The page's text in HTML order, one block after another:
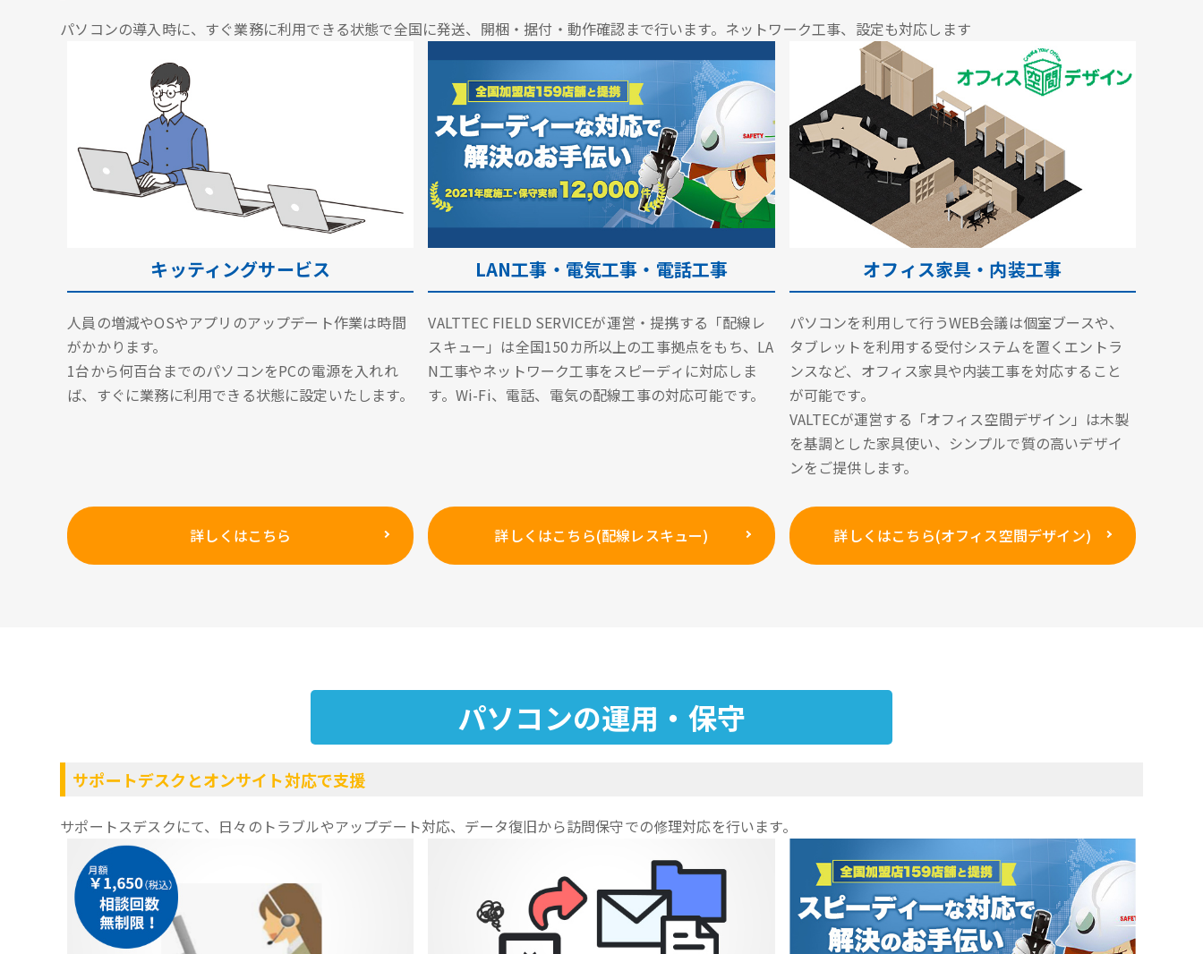
パソコンの導入時に、すぐ業務に利用できる状態で全国に発送、開梱・据付・動作確認まで行います。ネットワーク工事、設定も対応します
キッティングサービス
人員の増減やOSやアプリのアップデート作業は時間
がかかります。
1台から何百台までのパソコンをPCの電源を入れれ
ば、すぐに業務に利用できる状態に設定いたします。
詳しくはこちら
LAN工事・電気工事・電話工事
VALTTEC FIELD SERVICEが運営・提携する「配線レ
スキュー」は全国150カ所以上の工事拠点をもち、LA
N工事やネットワーク工事をスピーディに対応しま
す。Wi-Fi、電話、電気の配線工事の対応可能です。
詳しくはこちら(配線レスキュー)
オフィス家具・内装工事
パソコンを利用して行うWEB会議は個室ブースや、
タブレットを利用する受付システムを置くエントラ
ンスなど、オフィス家具や内装工事を対応すること
が可能です。
VALTECが運営する「オフィス空間デザイン」は木製
を基調とした家具使い、シンプルで質の高いデザイ
ンをご提供します。
詳しくはこちら(オフィス空間デザイン)
パソコンの運用・保守
サポートデスクとオンサイト対応で支援
サポートスデスクにて、日々のトラブルやアップデート対応、データ復旧から訪問保守での修理対応を行います。